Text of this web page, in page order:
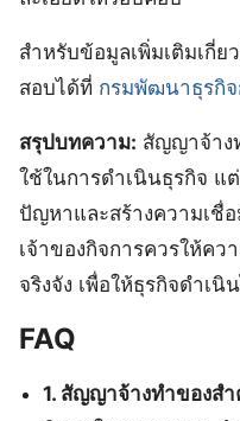
สำหรับข้อมูลเพิ่มเติมเกี่
สอบได้ที่ กรมพัฒนาธุรกิจ
สรุปบทความ: สัญญาจ้าง
ใช้ในการดำเนินธุรกิจ แ
ปัญหาและสร้างความเชื่
เจ้าของกิจการควรให้ค
จริงจัง เพื่อให้ธุรกิจดำเนิ
FAQ
1. สัญญาจ้างทำของส